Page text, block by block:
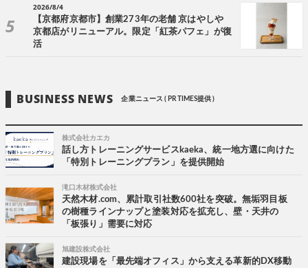
2026/8/4
【京都府京都市】創業273年の老舗 京はやしや
京都店がリニューアル。限定「紅茶パフェ」が復
活
BUSINESS NEWS 企業ニュース ( PR TIMES提供 )
株式会社カエカ
話し方トレーニングサービスkaeka、統一地方選に向けた
「特別トレーニングプラン」を提供開始
滝口木材株式会社
天然木材.com、累計取引社数600社を突破。無垢羽目板
の樹種ラインナップと塗装対応を拡充し、壁・天井の
「板張り」需要に対応
旭建設株式会社
建設現場を「最先端オフィス」から支える革新的DX移動